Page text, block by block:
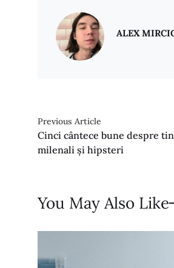
ALEX
Previous Article
Cinci cântece bune despre
milenali și hipsteri
You May Also Like